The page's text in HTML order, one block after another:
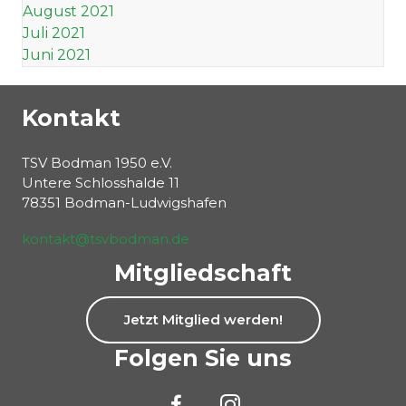
August 2021
Juli 2021
Juni 2021
Kontakt
TSV Bodman 1950 e.V.
Untere Schlosshalde 11
78351 Bodman-Ludwigshafen
kontakt@tsvbodman.de
Mitgliedschaft
Jetzt Mitglied werden!
Folgen Sie uns